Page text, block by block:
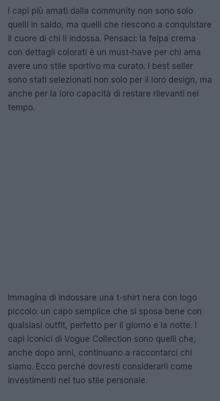
I capi più amati dalla community non sono solo
quelli in saldo, ma quelli che riescono a conquistare
il cuore di chi li indossa. Pensaci: la felpa crema
con dettagli colorati è un must-have per chi ama
avere uno stile sportivo ma curato. I best seller
sono stati selezionati non solo per il loro design, ma
anche per la loro capacità di restare rilevanti nel
tempo.
Immagina di indossare una t-shirt nera con logo
piccolo: un capo semplice che si sposa bene con
qualsiasi outfit, perfetto per il giorno e la notte. I
capi iconici di Vogue Collection sono quelli che,
anche dopo anni, continuano a raccontarci chi
siamo. Ecco perché dovresti considerarli come
investimenti nel tuo stile personale.